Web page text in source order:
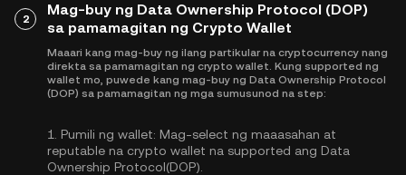
2
Mag-buy ng Data Ownership Protocol (DOP)
sa pamamagitan ng Crypto Wallet
Maaari kang mag-buy ng ilang partikular na cryptocurrency nang
direkta sa pamamagitan ng crypto wallet. Kung supported ng
wallet mo, puwede kang mag-buy ng Data Ownership Protocol
(DOP) sa pamamagitan ng mga sumusunod na step:
1. Pumili ng wallet: Mag-select ng maaasahan at
reputable na crypto wallet na supported ang Data
Ownership Protocol(DOP).